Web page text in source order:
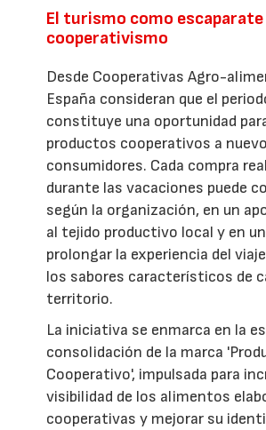
El turismo como escaparate
cooperativismo
Desde Cooperativas Agro-
España consideran que el
constituye una oportunidad
productos cooperativos a
consumidores. Cada compra
durante las vacaciones puede
según la organización, en un
al tejido productivo local y en
prolongar la experiencia del
los sabores característicos de
territorio.
La iniciativa se enmarca en la
consolidación de la marca
Cooperativo', impulsada para
visibilidad de los alimentos
cooperativas y mejorar su